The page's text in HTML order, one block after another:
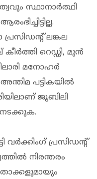
സ്ഥാനാര്‍ത്ഥി
ലങ്കല
കീര്‍ത്തി റെഡ്ഡി, മുന്‍
മനോഹര്‍
പട്ടികയില്‍
ജൂബിലി
പ്രസിഡന്റ്
നിരന്തരം